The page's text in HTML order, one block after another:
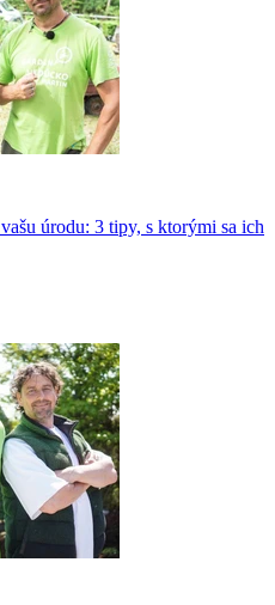
úrodu: 3 tipy, s ktorými sa ich